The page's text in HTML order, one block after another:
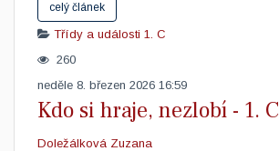
celý článek
Třídy a události 1. C
260
neděle 8. březen 2026 16:59
Kdo si hraje, nezlobí - 1. C
Doležálková Zuzana